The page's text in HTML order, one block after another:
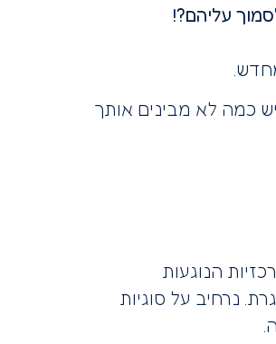
עליהם?!
כמה לא מבינים אותך
הנוגעות
נרחיב על סוגיות